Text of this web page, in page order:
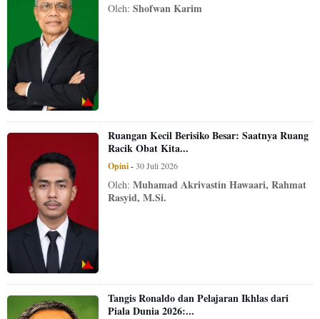
Oleh:Shofwan Karim
Ruangan Kecil Berisiko Besar: Saatnya Ruang
Racik Obat Kita...
Opini-30 Juli 2026
Oleh:Muhamad Akrivastin Hawaari, Rahmat
Rasyid, M.Si.
Tangis Ronaldo dan Pelajaran Ikhlas dari
Piala Dunia 2026:...